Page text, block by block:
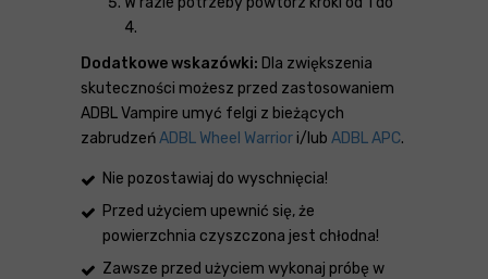
4.
Dodatkowe wskazówki: Dla zwiększenia
skuteczności możesz przed zastosowaniem
ADBL Vampire umyć felgi z bieżących
zabrudzeńADBL Wheel Warrior i/lub ADBL APC.
Nie pozostawiaj do wyschnięcia!
Przed użyciem upewnić się, że
powierzchnia czyszczona jest chłodna!
Zawsze przed użyciem wykonaj próbę w